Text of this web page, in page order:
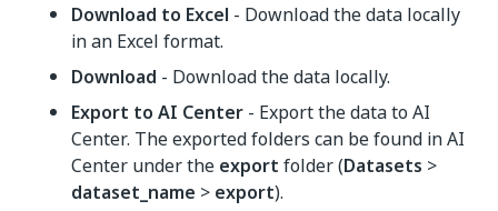
Download to Excel - Download the data locally
in an Excel format.
Download - Download the data locally.
Export to AI Center - Export the data to AI
Center. The exported folders can be found in AI
Center under the export folder (Datasets >
dataset_name > export).